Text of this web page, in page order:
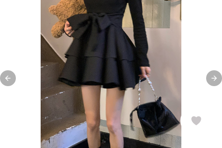
Previous slide